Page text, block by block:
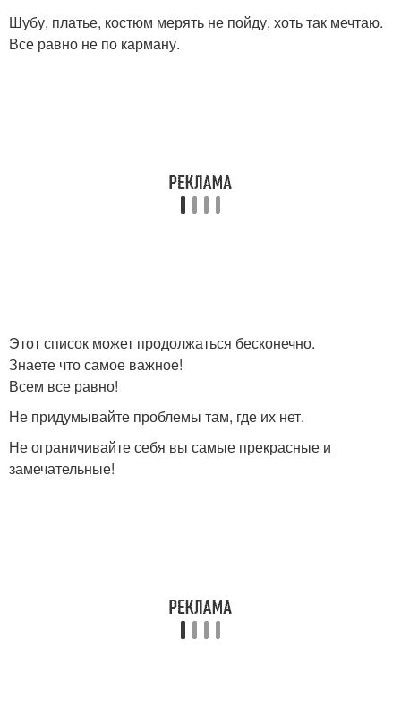
Шубу, платье, костюм мерять не пойду, хоть так мечтаю.
Все равно не по карману.
Этот список может продолжаться бесконечно.
Знаете что самое важное!
Всем все равно!
Не придумывайте проблемы там, где их нет.
Не ограничивайте себя вы самые прекрасные и
замечательные!